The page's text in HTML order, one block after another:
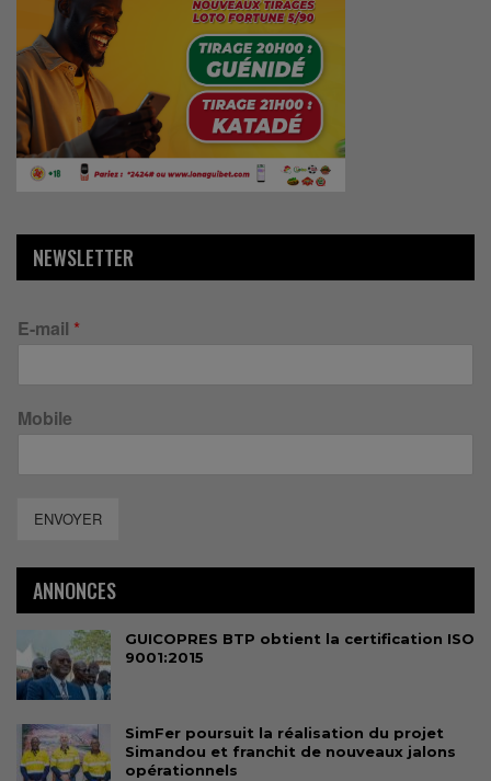
NEWSLETTER
E-mail *
Mobile
ENVOYER
ANNONCES
GUICOPRES BTP obtient la certification ISO
9001:2015
SimFer poursuit la réalisation du projet
Simandou et franchit de nouveaux jalons
opérationnels